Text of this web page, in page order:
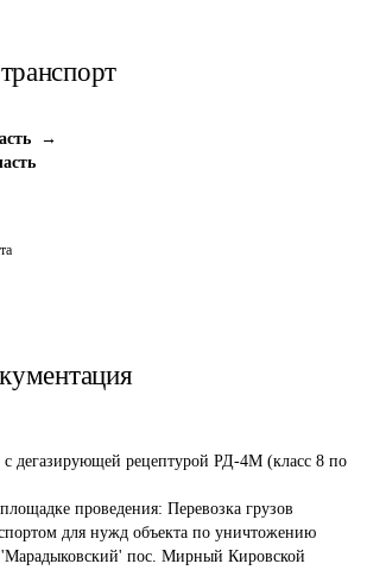
→
с дегазирующей рецептурой РД-4М (класс 8 по
проведения: Перевозка грузов
для нужд объекта по уничтожению
пос. Мирный Кировской